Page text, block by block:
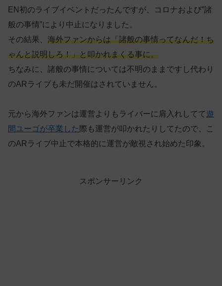
EN初のライブイベントだったんですが、コロナおよび”諸
般の事情”により中止になりました。
その結果、 海外ファンからは「諸般の事情ってなんだ！ち
ゃんと説明しろ！」と叩かれまくる事に。
ちなみに、諸般の事情については不明のままですし代わり
のARライブも未だ開催はされていません。
元から海外ファンは運営よりもライバーに肩入れしてて遊
間ユーゴが卒業した 際も運営が叩かれたりしてたので、こ
のARライブ中止で本格的に運営が敵視され始めた印象。
スポンサーリンク